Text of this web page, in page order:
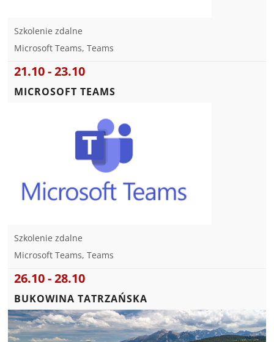
Szkolenie zdalne
Microsoft Teams, Teams
21.10 - 23.10
MICROSOFT TEAMS
Szkolenie zdalne
Microsoft Teams, Teams
26.10 - 28.10
BUKOWINA TATRZAŃSKA